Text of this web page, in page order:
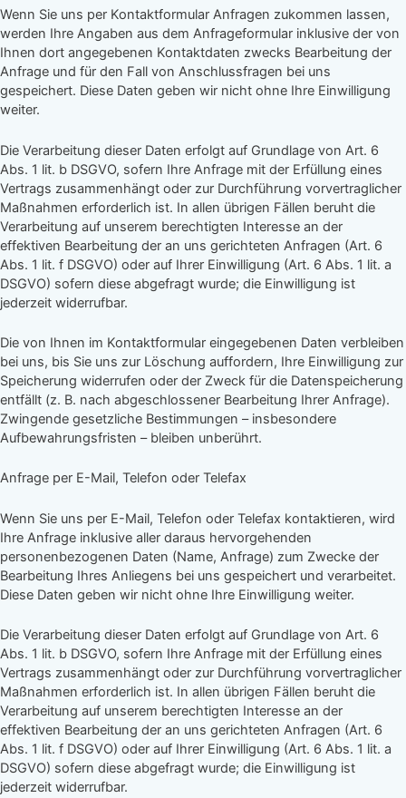
Wenn Sie uns per Kontaktformular Anfragen zukommen lassen,
werden Ihre Angaben aus dem Anfrageformular inklusive der von
Ihnen dort angegebenen Kontaktdaten zwecks Bearbeitung der
Anfrage und für den Fall von Anschlussfragen bei uns
gespeichert. Diese Daten geben wir nicht ohne Ihre Einwilligung
weiter.
Die Verarbeitung dieser Daten erfolgt auf Grundlage von Art. 6
Abs. 1 lit. b DSGVO, sofern Ihre Anfrage mit der Erfüllung eines
Vertrags zusammenhängt oder zur Durchführung vorvertraglicher
Maßnahmen erforderlich ist. In allen übrigen Fällen beruht die
Verarbeitung auf unserem berechtigten Interesse an der
effektiven Bearbeitung der an uns gerichteten Anfragen (Art. 6
Abs. 1 lit. f DSGVO) oder auf Ihrer Einwilligung (Art. 6 Abs. 1 lit. a
DSGVO) sofern diese abgefragt wurde; die Einwilligung ist
jederzeit widerrufbar.
Die von Ihnen im Kontaktformular eingegebenen Daten verbleiben
bei uns, bis Sie uns zur Löschung auffordern, Ihre Einwilligung zur
Speicherung widerrufen oder der Zweck für die Datenspeicherung
entfällt (z. B. nach abgeschlossener Bearbeitung Ihrer Anfrage).
Zwingende gesetzliche Bestimmungen – insbesondere
Aufbewahrungsfristen – bleiben unberührt.
Anfrage per E-Mail, Telefon oder Telefax
Wenn Sie uns per E-Mail, Telefon oder Telefax kontaktieren, wird
Ihre Anfrage inklusive aller daraus hervorgehenden
personenbezogenen Daten (Name, Anfrage) zum Zwecke der
Bearbeitung Ihres Anliegens bei uns gespeichert und verarbeitet.
Diese Daten geben wir nicht ohne Ihre Einwilligung weiter.
Die Verarbeitung dieser Daten erfolgt auf Grundlage von Art. 6
Abs. 1 lit. b DSGVO, sofern Ihre Anfrage mit der Erfüllung eines
Vertrags zusammenhängt oder zur Durchführung vorvertraglicher
Maßnahmen erforderlich ist. In allen übrigen Fällen beruht die
Verarbeitung auf unserem berechtigten Interesse an der
effektiven Bearbeitung der an uns gerichteten Anfragen (Art. 6
Abs. 1 lit. f DSGVO) oder auf Ihrer Einwilligung (Art. 6 Abs. 1 lit. a
DSGVO) sofern diese abgefragt wurde; die Einwilligung ist
jederzeit widerrufbar.